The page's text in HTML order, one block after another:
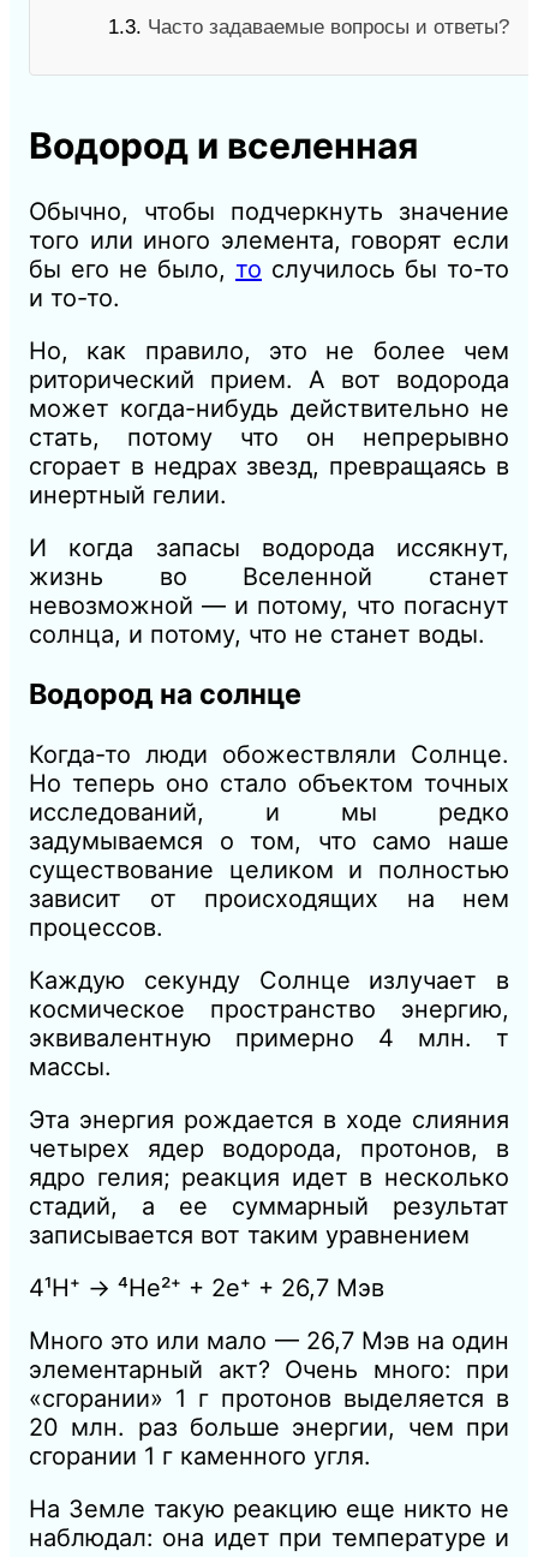
1.3. Часто задаваемые вопросы и ответы?
Водород и вселенная
Обычно, чтобы подчеркнуть значение
того или иного элемента, говорят если
бы его не было, то случилось бы то-то
и то-то.
Но, как правило, это не более чем
риторический прием. А вот водорода
может когда-нибудь действительно не
стать, потому что он непрерывно
сгорает в недрах звезд, превращаясь в
инертный гелии.
И когда запасы водорода иссякнут,
жизнь во Вселенной станет
невозможной — и потому, что погаснут
солнца, и потому, что не станет воды.
Водород на солнце
Когда-то люди обожествляли Солнце.
Но теперь оно стало объектом точных
исследований, и мы редко
задумываемся о том, что само наше
существование целиком и полностью
зависит от происходящих на нем
процессов.
Каждую секунду Солнце излучает в
космическое пространство энергию,
эквивалентную примерно 4 млн. т
массы.
Эта энергия рождается в ходе слияния
четырех ядер водорода, протонов, в
ядро гелия; реакция идет в несколько
стадий, а ее суммарный результат
записывается вот таким уравнением
4¹H⁺ → ⁴He²⁺ + 2e⁺ + 26,7 Мэв
Много это или мало — 26,7 Мэв на один
элементарный акт? Очень много: при
«сгорании» 1 г протонов выделяется в
20 млн. раз больше энергии, чем при
сгорании 1 г каменного угля.
На Земле такую реакцию еще никто не
наблюдал: она идет при температуре и